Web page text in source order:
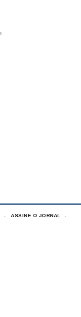
ASSINE O JORNAL